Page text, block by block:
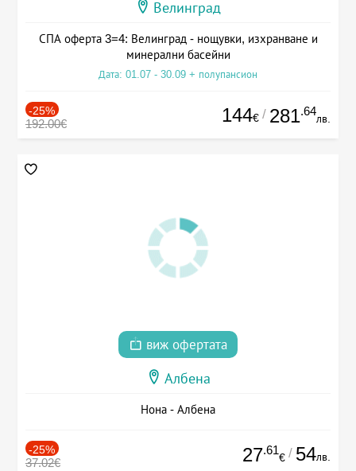
Велинград
СПА оферта 3=4: Велинград - нощувки, изхранване и
минерални басейни
Дата: 01.07 - 30.09 + полупансион
-25%
192.00€ 144€ / 281.64
лв.
виж офертата
Албена
Нона - Албена
-25%
37.02€ 27.61
€ / 54лв.